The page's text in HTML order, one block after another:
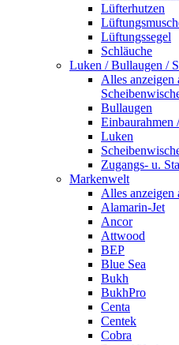
Lüfterhutzen
Lüftungssegel
Schläuche
Luken / Bullaugen /
Alles anzeigen
Bullaugen
Einbaurahmen
Luken
Zugangs- u.
Markenwelt
Alles anzeigen
Alamarin-Jet
Ancor
Attwood
BEP
Blue Sea
Bukh
BukhPro
Centa
Centek
Cobra